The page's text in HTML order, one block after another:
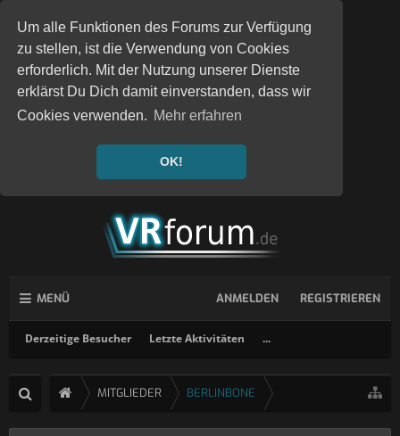
Um alle Funktionen des Forums zur Verfügung
zu stellen, ist die Verwendung von Cookies
erforderlich. Mit der Nutzung unserer Dienste
erklärst Du Dich damit einverstanden, dass wir
Cookies verwenden. Mehr erfahren
OK!
MENÜ
Derzeitige Besucher Letzte Aktivitäten ...
ANMELDEN REGISTRIEREN
MITGLIEDER BERLINBONE